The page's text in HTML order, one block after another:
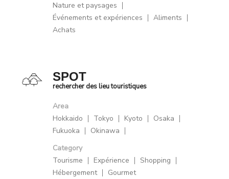
Nature et paysages
Événements et expériences
Aliments
Achats
SPOT
rechercher des lieu touristiques
Area
Hokkaido
Tokyo Kyoto
Osaka
Fukuoka
Okinawa
Category
Tourisme
Expérience
Shopping
Hébergement
Gourmet